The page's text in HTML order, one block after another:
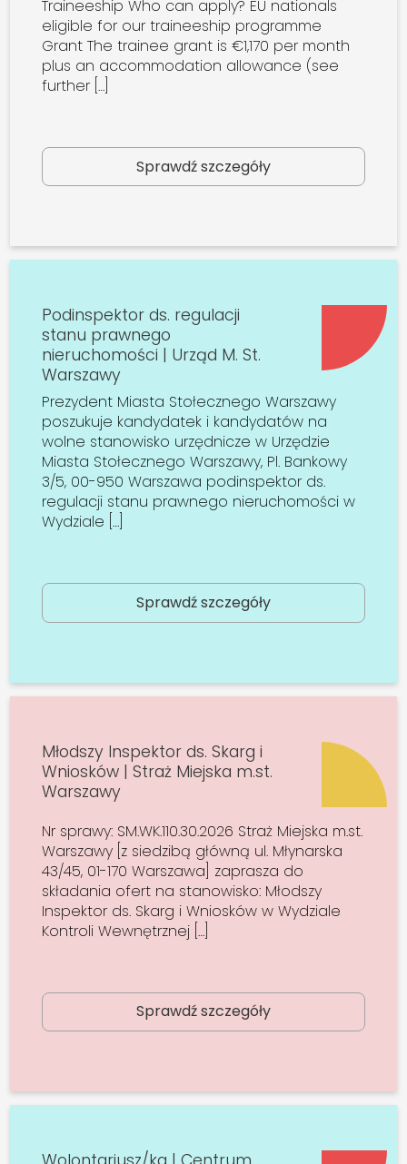
Traineeship Who can apply? EU nationals
eligible for our traineeship programme
Grant The trainee grant is €1,170 per month
plus an accommodation allowance (see
further […]
Sprawdź szczegóły
Podinspektor ds. regulacji
stanu prawnego
nieruchomości | Urząd M. St.
Warszawy
Prezydent Miasta Stołecznego Warszawy
poszukuje kandydatek i kandydatów na
wolne stanowisko urzędnicze w Urzędzie
Miasta Stołecznego Warszawy, Pl. Bankowy
3/5, 00-950 Warszawa podinspektor ds.
regulacji stanu prawnego nieruchomości w
Wydziale […]
Sprawdź szczegóły
Młodszy Inspektor ds. Skarg i
Wniosków | Straż Miejska m.st.
Warszawy
Nr sprawy: SM.WK.110.30.2026 Straż Miejska m.st.
Warszawy [z siedzibą główną ul. Młynarska
43/45, 01-170 Warszawa] zaprasza do
składania ofert na stanowisko: Młodszy
Inspektor ds. Skarg i Wniosków w Wydziale
Kontroli Wewnętrznej […]
Sprawdź szczegóły